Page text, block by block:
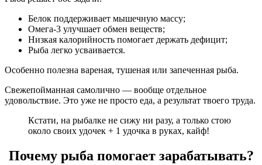
Белок поддерживает мышечную массу;
Омега‑3 улучшает обмен веществ;
Низкая калорийность помогает держать дефицит;
Рыба легко усваивается.
Особенно полезна вареная, тушеная или запеченная рыба.
Свежепойманная самолично — вообще отдельное
удовольствие. Это уже не просто еда, а результат твоего труда.
Кстати, на рыбалке не сижу ни разу, а только стою
около своих удочек + 1 удочка в руках, кайф!
Почему рыба помогает зарабатывать?